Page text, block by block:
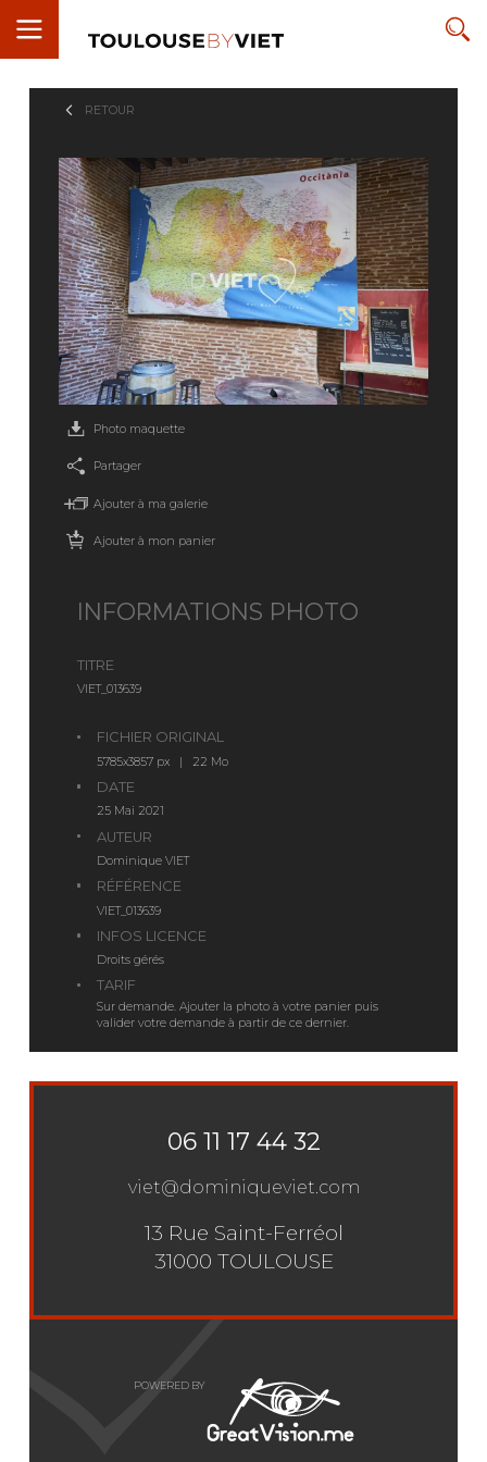
RETOUR
Photo maquette
Partager
Ajouter à ma galerie
Ajouter à mon panier
INFORMATIONS PHOTO
TITRE
VIET_013639
FICHIER ORIGINAL
5785x3857 px | 22 Mo
DATE
25 Mai 2021
AUTEUR
Dominique VIET
RÉFÉRENCE
VIET_013639
INFOS LICENCE
Droits gérés
TARIF
Sur demande. Ajouter la photo à votre panier puis
valider votre demande à partir de ce dernier.
06 11 17 44 32
viet@dominiqueviet.com
13 Rue Saint-Ferréol
31000 TOULOUSE
POWERED BY